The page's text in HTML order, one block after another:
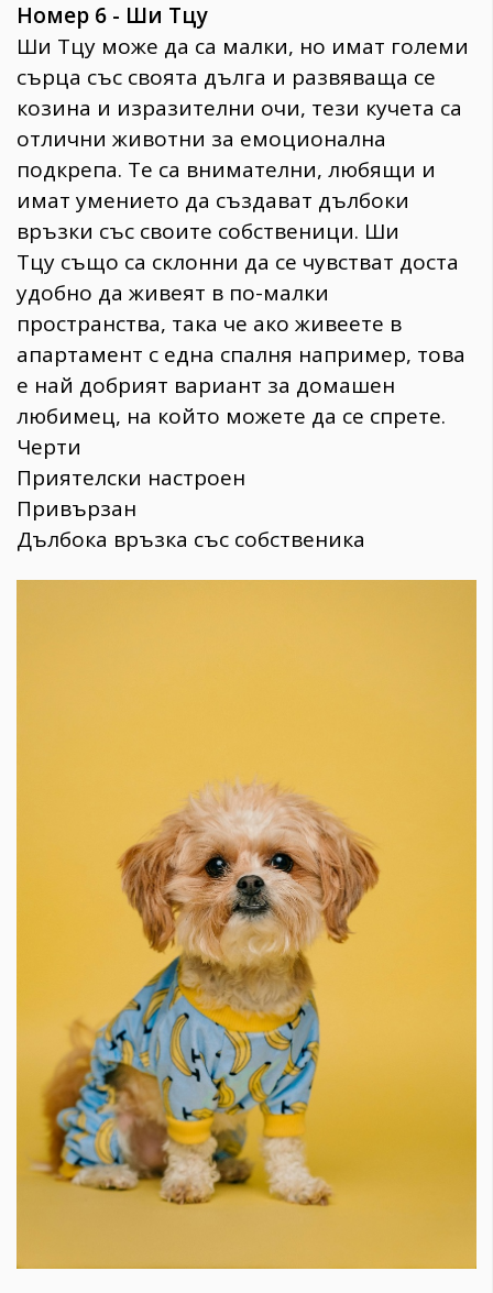
Номер 6 - Ши Тцу
Ши Тцу може да са малки, но имат големи
сърца със своята дълга и развяваща се
козина и изразителни очи, тези кучета са
отлични животни за емоционална
подкрепа. Те са внимателни, любящи и
имат умението да създават дълбоки
връзки със своите собственици. Ши
Тцу също са склонни да се чувстват доста
удобно да живеят в по-малки
пространства, така че ако живеете в
апартамент с една спалня например, това
е най добрият вариант за домашен
любимец, на който можете да се спрете.
Черти
Приятелски настроен
Привързан
Дълбока връзка със собственика